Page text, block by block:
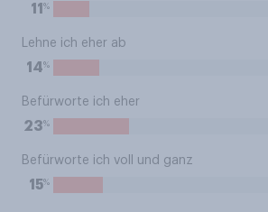
11 %
Lehne ich eher ab
14%
Befürworte ich eher
23%
Befürworte ich voll und ganz
15%